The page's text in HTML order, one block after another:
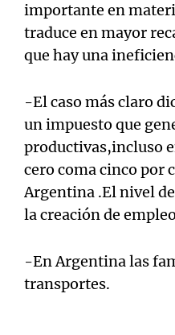
importante en
traduce en mayor
que hay una
-El caso más claro
un impuesto que
productivas,incluso
cero coma cinco por
Argentina .El nivel
la creación de
-En Argentina las
transportes.